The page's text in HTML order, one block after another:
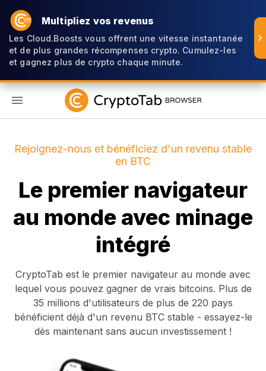
Multipliez vos revenus
Les Cloud.Boosts vous offrent une vitesse instantanée
et de plus grandes récompenses crypto. Cumulez-les
et gagnez plus de crypto chaque minute.
Rejoignez-nous et bénéficiez d'un revenu stable
en BTC
Le premier navigateur
au monde avec minage
intégré
CryptoTab est le premier navigateur au monde avec
lequel vous pouvez gagner de vrais bitcoins. Plus de
35 millions d'utilisateurs de plus de 220 pays
bénéficient déjà d'un revenu BTC stable - essayez-le
dès maintenant sans aucun investissement !